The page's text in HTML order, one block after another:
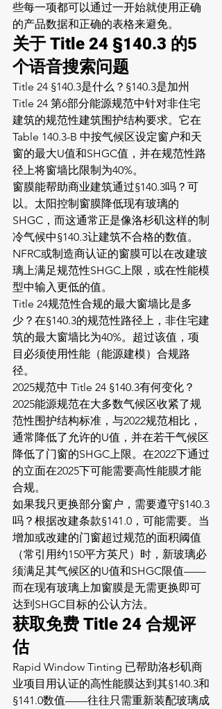
些每一项都可以通过一开始就使用正确
的产品数据和正确的表格来避免。
关于 Title 24 §140.3 的5
个语音搜索问题
Title 24 §140.3是什么？§140.3是加州
Title 24 第6部分能源规范中针对非住宅
建筑的规范性建筑围护结构要求。它在
Table 140.3-B 中按气候区设定窗户和天
窗的最大U值和SHGC值，并在规范性路
径上将窗墙比限制为40%。
窗膜能帮助商业建筑通过§140.3吗？可
以。太阳控制窗膜降低现有玻璃的
SHGC，而这通常正是像洛杉矶这样的制
冷气候中§140.3让建筑不合格的数值。
NFRC或制造商认证的窗膜可以在改建玻
璃上满足规范性SHGC上限，或在性能模
型中输入更低的值。
Title 24规范性合规的最大窗墙比是多
少？在§140.3的规范性路径上，非住宅建
筑的最大窗墙比为40%。超过该值，项
目必须使用性能（能源建模）合规路
径。
2025规范中 Title 24 §140.3有何变化？
2025能源规范在大多数气候区收紧了规
范性围护结构标准，与2022规范相比，
通常降低了允许的U值，并在若干气候区
降低了门窗的SHGC上限。在2022下通过
的立面在2025下可能需要高性能膜才能
合规。
如果我只更换部分窗户，需要遵守§140.3
吗？根据改建条款§141.0，可能需要。当
增加或改建的门窗超过规范的面积阈值
（常引用约150平方英尺）时，新玻璃必
须满足其气候区的U值和SHGC限值——
而在现有玻璃上加窗膜是无需更换即可
达到SHGC目标的公认方法。
获取免费 Title 24 合规评
估
Rapid Window Tinting 已帮助洛杉矶商
业项目用认证的高性能膜达到其§140.3和
§141.0数值——往往只需重新装配玻璃成